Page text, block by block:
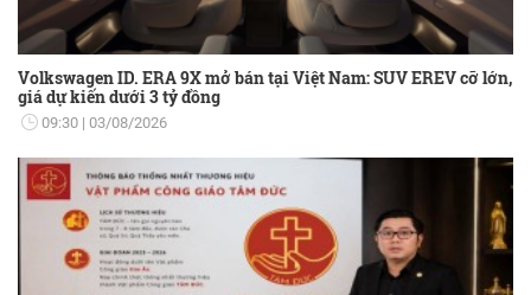
Volkswagen ID. ERA 9X mở bán tại Việt Nam: SUV EREV cỡ lớn,
giá dự kiến dưới 3 tỷ đồng
09:30 03/08/2026